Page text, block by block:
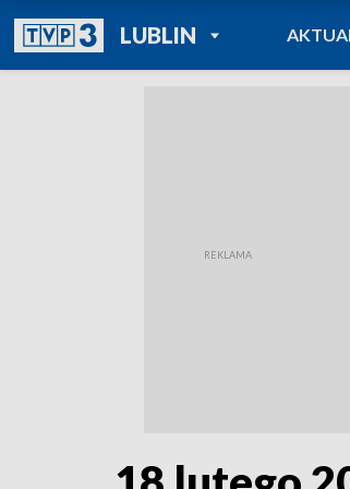
LUBLINPOWRÓT DO
TVP REGIONY